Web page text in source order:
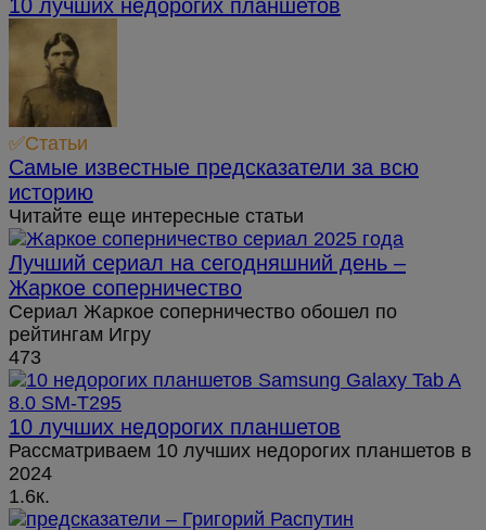
10 лучших недорогих планшетов
✅Статьи
Самые известные предсказатели за всю
историю
Читайте еще интересные статьи
Лучший сериал на сегодняшний день –
Жаркое соперничество
Сериал Жаркое соперничество обошел по
рейтингам Игру
473
10 лучших недорогих планшетов
Рассматриваем 10 лучших недорогих планшетов в
2024
1.6к.